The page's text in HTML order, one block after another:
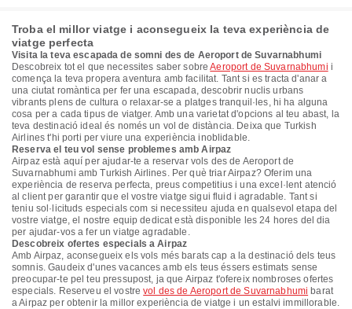
Troba el millor viatge i aconsegueix la teva experiència de
viatge perfecta
Visita la teva escapada de somni des de Aeroport de Suvarnabhumi
Descobreix tot el que necessites saber sobreAeroport de Suvarnabhumi i
comença la teva propera aventura amb facilitat. Tant si es tracta d'anar a
una ciutat romàntica per fer una escapada, descobrir nuclis urbans
vibrants plens de cultura o relaxar-se a platges tranquil·les, hi ha alguna
cosa per a cada tipus de viatger. Amb una varietat d'opcions al teu abast, la
teva destinació ideal és només un vol de distància. Deixa que Turkish
Airlines t'hi porti per viure una experiència inoblidable.
Reserva el teu vol sense problemes amb Airpaz
Airpaz està aquí per ajudar-te a reservar vols des de Aeroport de
Suvarnabhumi amb Turkish Airlines. Per què triar Airpaz? Oferim una
experiència de reserva perfecta, preus competitius i una excel·lent atenció
al client per garantir que el vostre viatge sigui fluid i agradable. Tant si
teniu sol·licituds especials com si necessiteu ajuda en qualsevol etapa del
vostre viatge, el nostre equip dedicat està disponible les 24 hores del dia
per ajudar-vos a fer un viatge agradable.
Descobreix ofertes especials a Airpaz
Amb Airpaz, aconsegueix els vols més barats cap a la destinació dels teus
somnis. Gaudeix d'unes vacances amb els teus éssers estimats sense
preocupar-te pel teu pressupost, ja que Airpaz t'ofereix nombroses ofertes
especials. Reserveu el vostrevol des de Aeroport de Suvarnabhumi barat
a Airpaz per obtenir la millor experiència de viatge i un estalvi immillorable.